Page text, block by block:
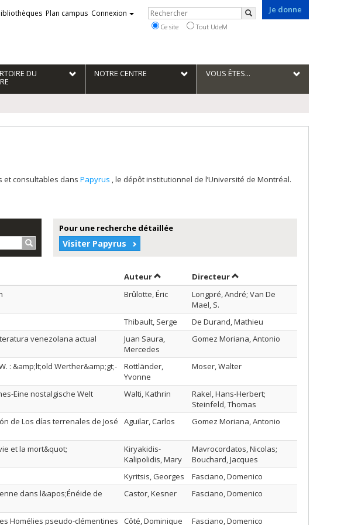
Je donne
Plan campus Connexion Rechercher
Rechercher
Ce site Tout UdeM
DU NOTRE CENTRE VOUS ÊTES...
et consultables dans Papyrus , le dépôt institutionnel de l’Université de Montréal.
Rechercher…
Pour une recherche détaillée
Visiter Papyrus
AuteurTrier par auteur en ordre décroissant
Directeurpar contributeur en ordre
Brûlotte, Éric
Longpré, André; Van De
Mael, S.
Thibault, Serge
De Durand, Mathieu
venezolana actual
Juan Saura,
Mercedes
Gomez Moriana, Antonio
: &amp;lt;old Werther&amp;gt;-
Rottländer,
Yvonne
Moser, Walter
Eine nostalgische Welt Walti, Kathrin
Rakel, Hans-Herbert;
Steinfeld, Thomas
de Los días terrenales de José
Aguilar, Carlos Gomez Moriana, Antonio
et la mort&quot;
Kiryakidis-
Kalipolidis, Mary
Mavrocordatos, Nicolas;
Bouchard, Jacques
Kyritsis, Georges
Fasciano, Domenico
dans l&apos;Énéide de
Castor, Kesner Fasciano, Domenico
Homélies pseudo-clémentines Côté, Dominique Fasciano, Domenico